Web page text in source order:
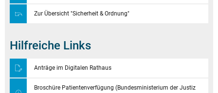
Zur Übersicht "Sicherheit & Ordnung"
Hilfreiche Links
Anträge im Digitalen Rathaus
Broschüre Patientenverfügung (Bundesministerium der Justiz